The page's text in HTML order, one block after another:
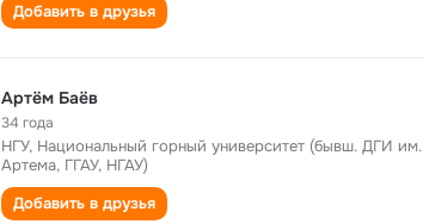
Добавить в друзья
Артём Баёв
34 года
НГУ, Национальный горный университет (бывш. ДГИ им.
Артема, ГГАУ, НГАУ)
Добавить в друзья